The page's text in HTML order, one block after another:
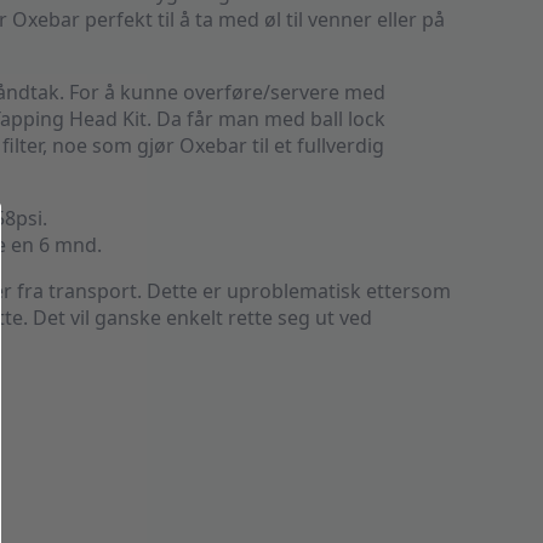
perfekt til å ta med øl til venner eller på
For å kunne overføre/servere med
Head Kit. Da får man med ball lock
noe som gjør Oxebar til et fullverdig
en 6 mnd.
fra transport. Dette er uproblematisk ettersom
Det vil ganske enkelt rette seg ut ved